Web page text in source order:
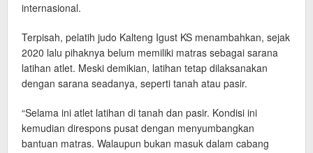
internasional.
Terpisah, pelatih judo Kalteng Igust KS menambahkan, sejak
2020 lalu pihaknya belum memiliki matras sebagai sarana
latihan atlet. Meski demikian, latihan tetap dilaksanakan
dengan sarana seadanya, seperti tanah atau pasir.
“Selama ini atlet latihan di tanah dan pasir. Kondisi ini
kemudian direspons pusat dengan menyumbangkan
bantuan matras. Walaupun bukan masuk dalam cabang